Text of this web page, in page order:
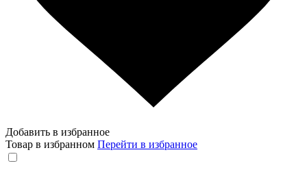
Добавить в избранное
Товар в избранном Перейти в избранное